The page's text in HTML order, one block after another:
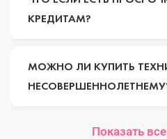
КРЕДИТАМ?
МОЖНО ЛИ КУПИТЬ
Показать